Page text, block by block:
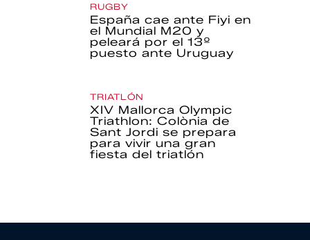
RUGBY
España cae ante Fiyi en
el Mundial M20 y
peleará por el 13º
puesto ante Uruguay
TRIATLÓN
XIV Mallorca Olympic
Triathlon: Colònia de
Sant Jordi se prepara
para vivir una gran
fiesta del triatlón